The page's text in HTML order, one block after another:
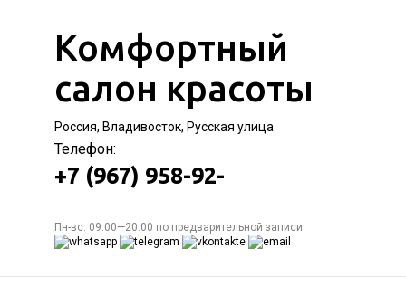
Комфортный
салон красоты
Россия, Владивосток, Русская улица
Телефон:
+7 (967) 958-92-
Пн-вс: 09:00—20:00 по предварительной записи